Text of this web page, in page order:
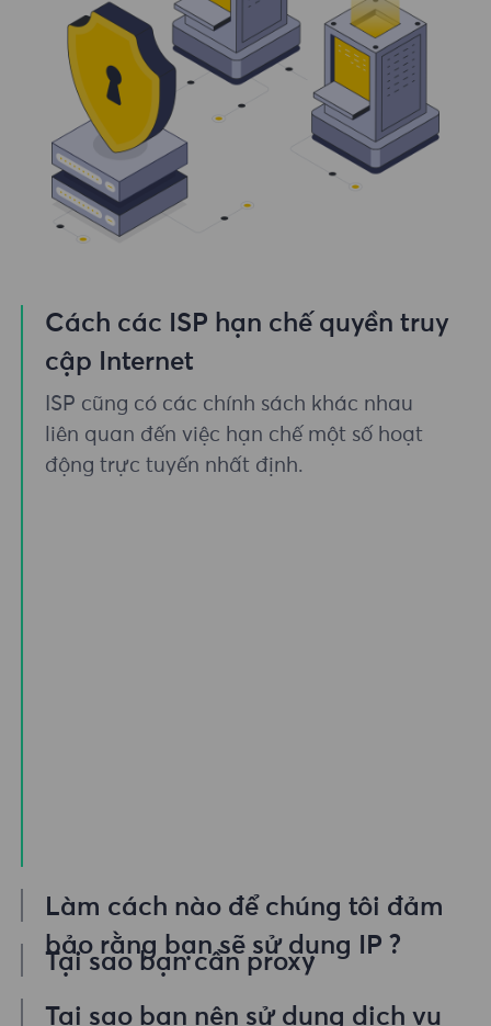
Cách các ISP hạn chế quyền truy
cập Internet
ISP cũng có các chính sách khác nhau
liên quan đến việc hạn chế một số hoạt
động trực tuyến nhất định.
Làm cách nào để chúng tôi đảm
bảo rằng bạn sẽ sử dụng IP ?
cấp vô số proxy Verizon, ​​vì vậy khách
Tại sao bạn cần proxy
Nếu bạn cần truy cập Internet thông qua
Tại sao bạn nên sử dụng dịch vụ